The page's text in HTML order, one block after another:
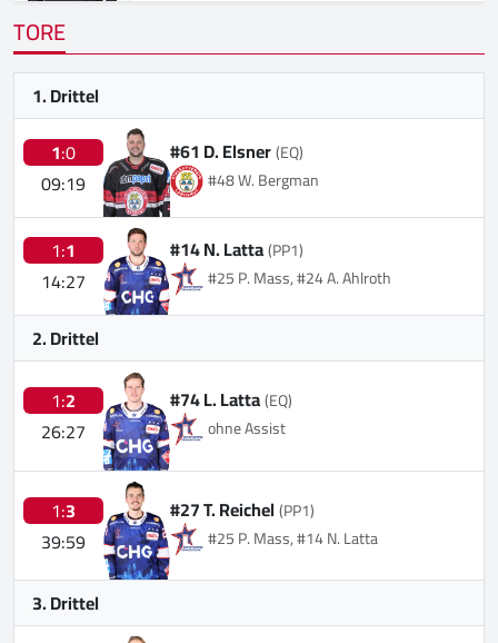
TORE
1. Drittel
1:0
09:19
#61 D. Elsner(EQ)
#48 W. Bergman
1:1
14:27
#14 N. Latta(PP1)
#25 P. Mass, #24 A. Ahlroth
2. Drittel
1:2
26:27
#74 L. Latta(EQ)
ohne Assist
1:3
39:59
#27 T. Reichel(PP1)
#25 P. Mass, #14 N. Latta
3. Drittel